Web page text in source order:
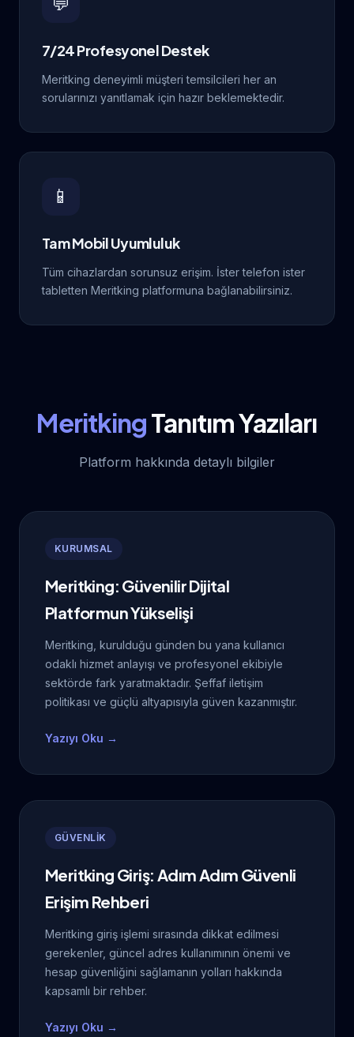
7/24 Profesyonel Destek
Meritking deneyimli müşteri temsilcileri her an
sorularınızı yanıtlamak için hazır beklemektedir.
📱
Tam Mobil Uyumluluk
Tüm cihazlardan sorunsuz erişim. İster telefon ister
tabletten Meritking platformuna bağlanabilirsiniz.
MeritkingTanıtım Yazıları
Platform hakkında detaylı bilgiler
KURUMSAL
Meritking: Güvenilir Dijital
Platformun Yükselişi
Meritking, kurulduğu günden bu yana kullanıcı
odaklı hizmet anlayışı ve profesyonel ekibiyle
sektörde fark yaratmaktadır. Şeffaf iletişim
politikası ve güçlü altyapısıyla güven kazanmıştır.
Yazıyı Oku →
GÜVENLİK
Meritking Giriş: Adım Adım Güvenli
Erişim Rehberi
Meritking giriş işlemi sırasında dikkat edilmesi
gerekenler, güncel adres kullanımının önemi ve
hesap güvenliğini sağlamanın yolları hakkında
kapsamlı bir rehber.
Yazıyı Oku →